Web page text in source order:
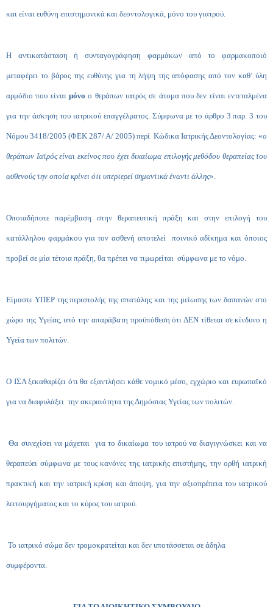
και είναι ευθύνη επιστημονικά και δεοντολογικά, μόνο του γιατρού.
Η αντικατάσταση ή συνταγογράφηση φαρμάκων από το φαρμακοποιό
μεταφέρει το βάρος της ευθύνης για τη λήψη της απόφασης από τον καθ’ ύλη
αρμόδιο που είναι μόνο ο θεράπων ιατρός σε άτομα που δεν είναι εντεταλμένα
για την άσκηση του ιατρικού επαγγέλματος. Σύμφωνα με το άρθρο 3 παρ. 3 του
Νόμου 3418/2005 (ΦΕΚ 287/ Α/ 2005) περί Κώδικα Ιατρικής Δεοντολογίας: «ο
θεράπων Ιατρός είναι εκείνος που έχει δικαίωμα επιλογής μεθόδου θεραπείας του
ασθενούς την οποία κρίνει ότι υπερτερεί σημαντικά έναντι άλλης».
Οποιαδήποτε παρέμβαση στην θεραπευτική πράξη και στην επιλογή του
κατάλληλου φαρμάκου για τον ασθενή αποτελεί ποινικό αδίκημα και όποιος
προβεί σε μία τέτοια πράξη, θα πρέπει να τιμωρείται σύμφωνα με το νόμο.
Είμαστε ΥΠΕΡ της περιστολής της σπατάλης και της μείωσης των δαπανών στο
χώρο της Υγείας, υπό την απαράβατη προϋπόθεση ότι ΔΕΝ τίθεται σε κίνδυνο η
Υγεία των πολιτών.
Ο ΙΣΑ ξεκαθαρίζει ότι θα εξαντλήσει κάθε νομικό μέσο, εγχώριο και ευρωπαϊκό
για να διαφυλάξει την ακεραιότητα της Δημόσιας Υγείας των πολιτών.
Θα συνεχίσει να μάχεται για το δικαίωμα του ιατρού να διαγιγνώσκει και να
θεραπεύει σύμφωνα με τους κανόνες της ιατρικής επιστήμης, την ορθή ιατρική
πρακτική και την ιατρική κρίση και άποψη, για την αξιοπρέπεια του ιατρικού
λειτουργήματος και το κύρος του ιατρού.
Το ιατρικό σώμα δεν τρομοκρατείται και δεν υποτάσσεται σε άδηλα
συμφέροντα.